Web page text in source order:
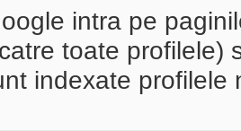
intra pe
toate profilele)
indexate profilele